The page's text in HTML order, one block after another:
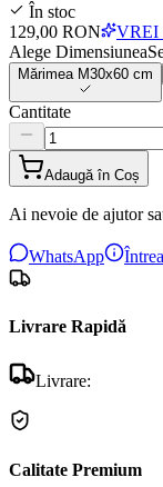
În stoc
129,00 RON
VREI
Alege Dimensiunea
Mărimea M30x60 cm
Cantitate
Adaugă în Coș
Ai nevoie de ajutor
WhatsApp
Livrare Rapidă
Livrare:
Calitate Premium